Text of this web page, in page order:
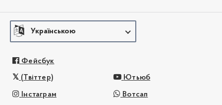
Українською
Фейсбук
(Твіттер) Ютьюб
Інстаграм Вотсап